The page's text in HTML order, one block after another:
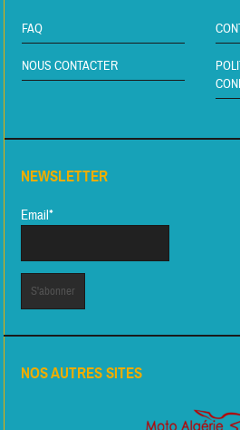
FAQ
NOUS CONTACTER
NEWSLETTER
Email*
NOS AUTRES SITES